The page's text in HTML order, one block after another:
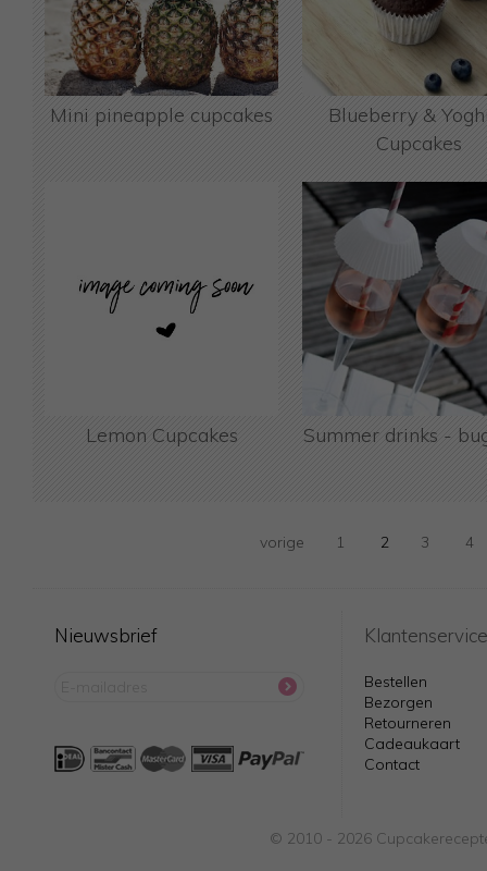
Mini pineapple cupcakes
Blueberry &
Cupcakes
Lemon Cupcakes Summer drinks -
vorige 1 2 3 4
Nieuwsbrief Klantenservice
Bestellen
Bezorgen
Retourneren
Cadeaukaart
Contact
© 2010 - 2026